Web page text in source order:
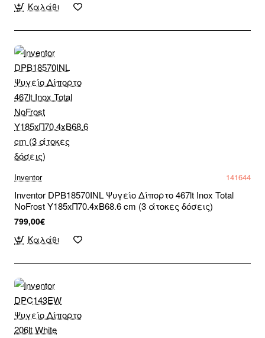
Καλάθι
Inventor 141644
Inventor DPB18570INL Ψυγείο Δίπορτο 467lt Inox Total
NoFrost Υ185xΠ70.4xΒ68.6 cm (3 άτοκες δόσεις)
799,00€
Καλάθι